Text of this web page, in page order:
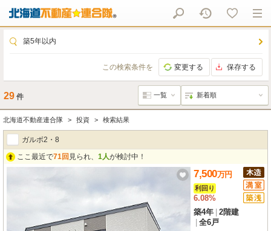
築5年以内
この検索条件を 変更する 保存する
29 件
北海道不動産連合隊 投資 検索結果
ガルボ2・8
ここ最近で71回 見られ、 1人が検討中！
7,500万円
利回り
6.08%
築4年 2階建
全6戸